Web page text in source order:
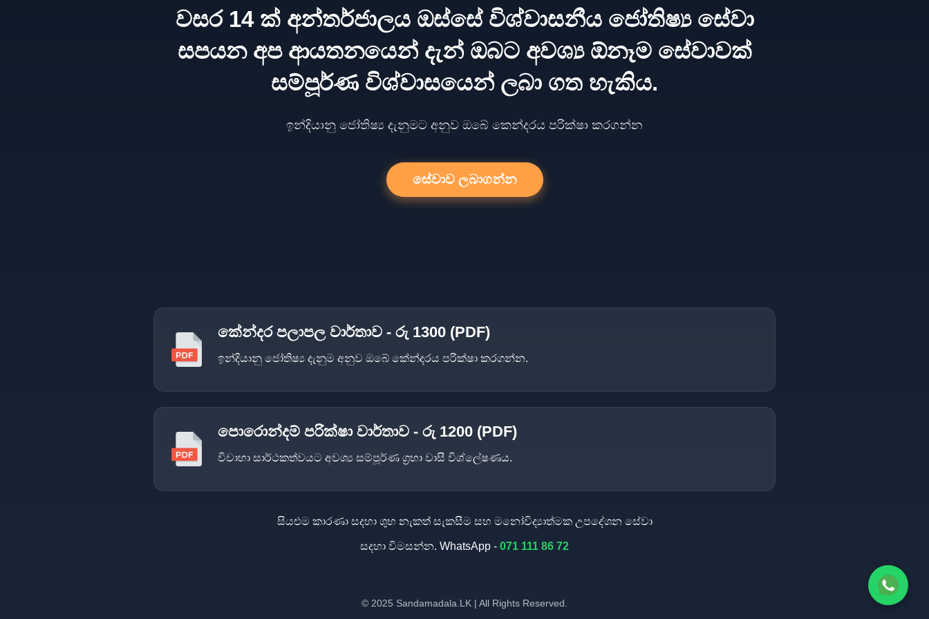
වසර 14 ක් අන්තර්ජාලය ඔස්සේ විශ්වාසනීය ජෝතිෂ්‍ය සේවා
සපයන අප ආයතනයෙන් දැන් ඔබට අවශ්‍ය ඕනෑම සේවාවක්
සම්පූර්ණ විශ්වාසයෙන් ලබා ගත හැකිය.
ඉන්දියානු ජෝතිෂ්‍ය දැනුමට අනුව ඔබේ කෙන්දරය පරික්ෂා කරගන්න
සේවාව ලබාගන්න
කේන්දර පලාපල වාර්තාව - රු 1300 (PDF)
ඉන්දියානු ජෝතිෂ්‍ය දැනුම අනුව ඔබේ කේන්දරය පරික්ෂා කරගන්න.
පොරොන්දම් පරික්ෂා වාර්තාව - රු 1200 (PDF)
විවාහා සාර්ථකත්වයට අවශ්‍ය සම්පූර්ණ ග්‍රහා වාසී විශ්ලේෂණය.
සියළුම කාරණා සදහා ශුභ නැකත් සැකසීම සහ මනෝවිද්‍යාත්මක උපදේශන සේවා
සදහා විමසන්න. WhatsApp - 071 111 86 72
© 2025 Sandamadala.LK | All Rights Reserved.